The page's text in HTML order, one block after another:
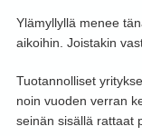
Ylämyllyllä menee
aikoihin. Joistakin
Tuotannolliset
noin vuoden verran
seinän sisällä rattaat